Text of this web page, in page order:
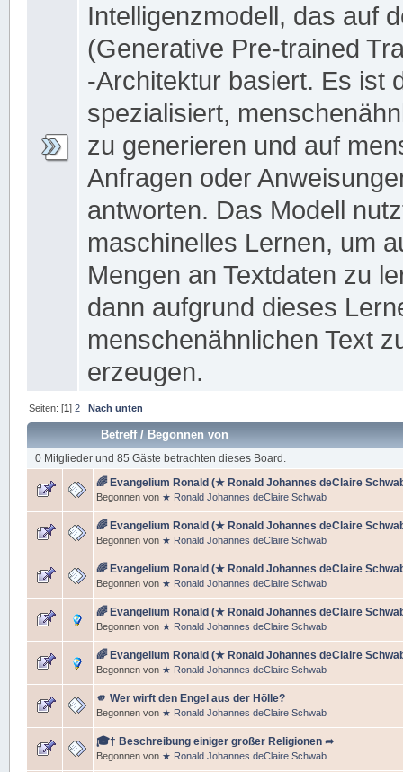
Intelligenzmodell, das auf
(Generative Pre-trained
-Architektur basiert. Es ist
spezialisiert,
zu generieren und auf
Anfragen oder
antworten. Das Modell
maschinelles Lernen, um
Mengen an Textdaten zu
dann aufgrund dieses
menschenähnlichen Text
erzeugen.
Seiten: [1]2 Nach unten
Betreff/ Begonnen von
0 Mitglieder und 85 Gäste betrachten dieses Board.
🌈 Evangelium Ronald (★ Ronald Johannes deClaire
Begonnen von ★ Ronald Johannes deClaire Schwab
🌈 Evangelium Ronald (★ Ronald Johannes deClaire
Begonnen von ★ Ronald Johannes deClaire Schwab
🌈 Evangelium Ronald (★ Ronald Johannes deClaire
Begonnen von ★ Ronald Johannes deClaire Schwab
🌈 Evangelium Ronald (★ Ronald Johannes deClaire
Begonnen von ★ Ronald Johannes deClaire Schwab
🌈 Evangelium Ronald (★ Ronald Johannes deClaire
Begonnen von ★ Ronald Johannes deClaire Schwab
🫵 Wer wirft den Engel aus der Hölle?
Begonnen von ★ Ronald Johannes deClaire Schwab
🎓† Beschreibung einiger großer Religionen ➦
Begonnen von ★ Ronald Johannes deClaire Schwab